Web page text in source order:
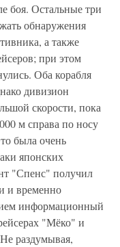
боя. Остальные три
обнаружения
а также
при этом
Оба корабля
дивизион
скорости, пока
м справа по носу
была очень
японских
"Спенс" получил
и временно
информационный
"Мёко" и
раздумывая,